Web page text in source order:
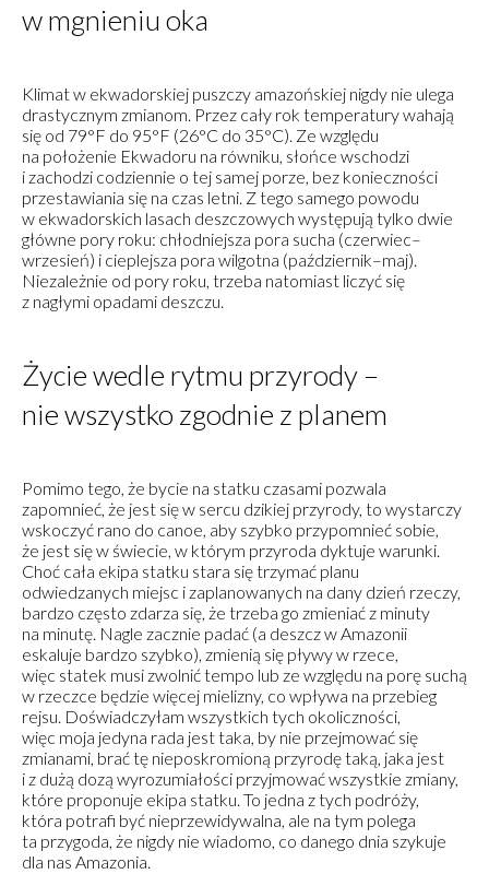
w mgnieniu oka
Klimat w ekwadorskiej puszczy amazońskiej nigdy nie ulega
drastycznym zmianom. Przez cały rok temperatury wahają
się od 79°F do 95°F (26°C do 35°C). Ze względu
na położenie Ekwadoru na równiku, słońce wschodzi
i zachodzi codziennie o tej samej porze, bez konieczności
przestawiania się na czas letni. Z tego samego powodu
w ekwadorskich lasach deszczowych występują tylko dwie
główne pory roku: chłodniejsza pora sucha (czerwiec–
wrzesień) i cieplejsza pora wilgotna (październik–maj).
Niezależnie od pory roku, trzeba natomiast liczyć się
z nagłymi opadami deszczu.
Życie wedle rytmu przyrody –
nie wszystko zgodnie z planem
Pomimo tego, że bycie na statku czasami pozwala
zapomnieć, że jest się w sercu dzikiej przyrody, to wystarczy
wskoczyć rano do canoe, aby szybko przypomnieć sobie,
że jest się w świecie, w którym przyroda dyktuje warunki.
Choć cała ekipa statku stara się trzymać planu
odwiedzanych miejsc i zaplanowanych na dany dzień rzeczy,
bardzo często zdarza się, że trzeba go zmieniać z minuty
na minutę. Nagle zacznie padać (a deszcz w Amazonii
eskaluje bardzo szybko), zmienią się pływy w rzece,
więc statek musi zwolnić tempo lub ze względu na porę suchą
w rzeczce będzie więcej mielizny, co wpływa na przebieg
rejsu. Doświadczyłam wszystkich tych okoliczności,
więc moja jedyna rada jest taka, by nie przejmować się
zmianami, brać tę nieposkromioną przyrodę taką, jaka jest
i z dużą dozą wyrozumiałości przyjmować wszystkie zmiany,
które proponuje ekipa statku. To jedna z tych podróży,
która potrafi być nieprzewidywalna, ale na tym polega
ta przygoda, że nigdy nie wiadomo, co danego dnia szykuje
dla nas Amazonia.